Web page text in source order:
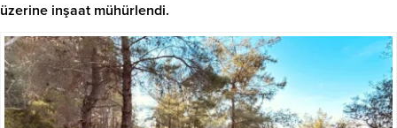
üzerine inşaat mühürlendi.